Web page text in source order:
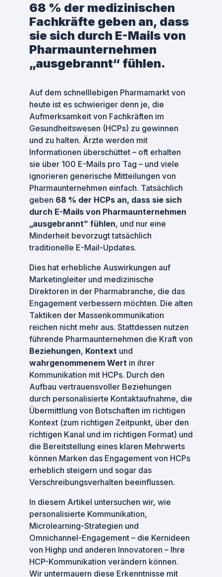
68 % der medizinischen
Fachkräfte geben an, dass
sie sich durch E-Mails von
Pharmaunternehmen
„ausgebrannt“ fühlen.
Auf dem schnelllebigen Pharmamarkt von
heute ist es schwieriger denn je, die
Aufmerksamkeit von Fachkräften im
Gesundheitswesen (HCPs) zu gewinnen
und zu halten. Ärzte werden mit
Informationen überschüttet – oft erhalten
sie über 100 E-Mails pro Tag – und viele
ignorieren generische Mitteilungen von
Pharmaunternehmen einfach. Tatsächlich
geben 68 % der HCPs an, dass sie sich
durch E-Mails von Pharmaunternehmen
„ausgebrannt” fühlen, und nur eine
Minderheit bevorzugt tatsächlich
traditionelle E-Mail-Updates.
Dies hat erhebliche Auswirkungen auf
Marketingleiter und medizinische
Direktoren in der Pharmabranche, die das
Engagement verbessern möchten. Die alten
Taktiken der Massenkommunikation
reichen nicht mehr aus. Stattdessen nutzen
führende Pharmaunternehmen die Kraft von
Beziehungen, Kontext und
wahrgenommenem Wert in ihrer
Kommunikation mit HCPs. Durch den
Aufbau vertrauensvoller Beziehungen
durch personalisierte Kontaktaufnahme, die
Übermittlung von Botschaften im richtigen
Kontext (zum richtigen Zeitpunkt, über den
richtigen Kanal und im richtigen Format) und
die Bereitstellung eines klaren Mehrwerts
können Marken das Engagement von HCPs
erheblich steigern und sogar das
Verschreibungsverhalten beeinflussen.
In diesem Artikel untersuchen wir, wie
personalisierte Kommunikation,
Microlearning-Strategien und
Omnichannel-Engagement – die Kernideen
von Highp und anderen Innovatoren – Ihre
HCP-Kommunikation verändern können.
Wir untermauern diese Erkenntnisse mit